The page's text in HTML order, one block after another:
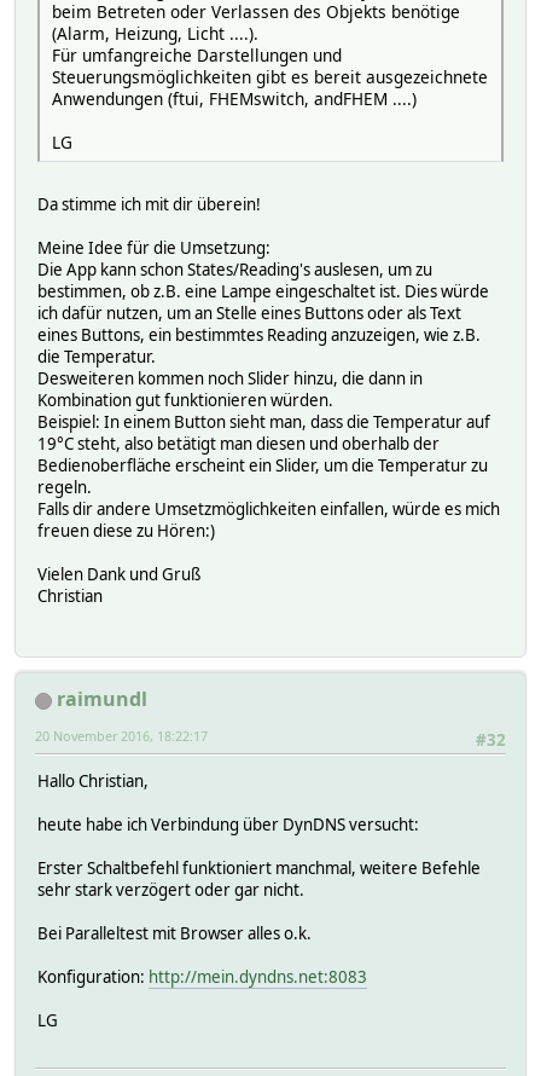
beim Betreten oder Verlassen des Objekts benötige
(Alarm, Heizung, Licht ....).
Für umfangreiche Darstellungen und
Steuerungsmöglichkeiten gibt es bereit ausgezeichnete
Anwendungen (ftui, FHEMswitch, andFHEM ....)
LG
Da stimme ich mit dir überein!
Meine Idee für die Umsetzung:
Die App kann schon States/Reading's auslesen, um zu
bestimmen, ob z.B. eine Lampe eingeschaltet ist. Dies würde
ich dafür nutzen, um an Stelle eines Buttons oder als Text
eines Buttons, ein bestimmtes Reading anzuzeigen, wie z.B.
die Temperatur.
Desweiteren kommen noch Slider hinzu, die dann in
Kombination gut funktionieren würden.
Beispiel: In einem Button sieht man, dass die Temperatur auf
19°C steht, also betätigt man diesen und oberhalb der
Bedienoberfläche erscheint ein Slider, um die Temperatur zu
regeln.
Falls dir andere Umsetzmöglichkeiten einfallen, würde es mich
freuen diese zu Hören:)
Vielen Dank und Gruß
Christian
raimundl
#32
20 November 2016, 18:22:17
Hallo Christian,
heute habe ich Verbindung über DynDNS versucht:
Erster Schaltbefehl funktioniert manchmal, weitere Befehle
sehr stark verzögert oder gar nicht.
Bei Paralleltest mit Browser alles o.k.
Konfiguration: http://mein.dyndns.net:8083
LG